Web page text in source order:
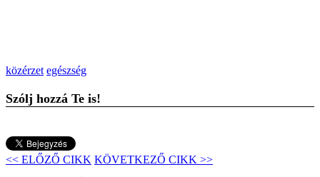
közérzet egészség
Szólj hozzá Te is!
<< ELŐZŐ CIKK KÖVETKEZŐ CIKK >>